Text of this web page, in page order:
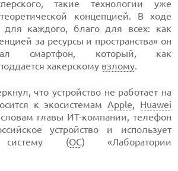
такие технологии уже
концепцией. В ходе
для каждого, благо для всех: как
за ресурсы и пространства» он
смартфон, который, как
хакерскому взлому.
что устройство не работает на
к экосистемамApple, Huawei
главы ИТ-компании, телефон
устройство и использует
систему (ОС) «Лаборатории